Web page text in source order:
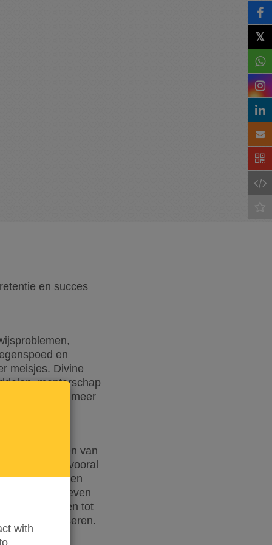
en succes
en
meisjes. Divine
mentorschap
een meer
het versterken van
onderwijs, vooral
samenwerken
initiatieven
te krijgen tot
te realiseren.
𝕏
with